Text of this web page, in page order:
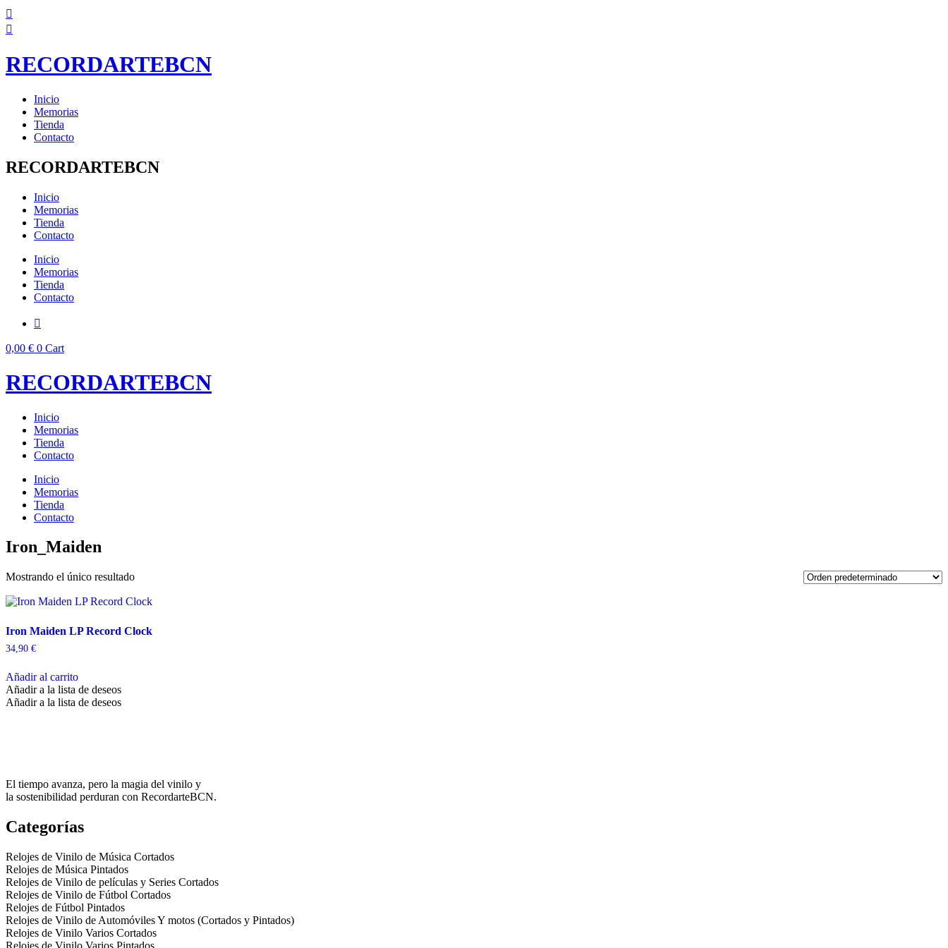
Ir
al
contenido
RECORDARTEBCN
Inicio
Memorias
Tienda
Contacto
RECORDARTEBCN
Inicio
Memorias
Tienda
Contacto
Inicio
Memorias
Tienda
Contacto
0,00 € 0 Cart
RECORDARTEBCN
Inicio
Memorias
Tienda
Contacto
Inicio
Memorias
Tienda
Contacto
Iron_Maiden
Mostrando el único resultado
Iron Maiden LP Record Clock
34,90 €
Añadir al carrito
Añadir a la lista de deseos
Añadir a la lista de deseos
El tiempo avanza, pero la magia del vinilo y
la sostenibilidad perduran con RecordarteBCN.
Categorías
Relojes de Vinilo de Música Cortados
Relojes de Música Pintados
Relojes de Vinilo de películas y Series Cortados
Relojes de Vinilo de Fútbol Cortados
Relojes de Fútbol Pintados
Relojes de Vinilo de Automóviles Y motos (Cortados y Pintados)
Relojes de Vinilo Varios Cortados
Relojes de Vinilo Varios Pintados